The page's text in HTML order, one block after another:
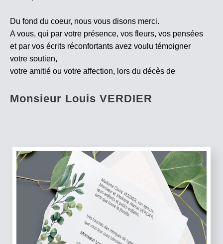
Du fond du coeur, nous vous disons merci.
A vous, qui par votre présence, vos fleurs, vos pensées
et par vos écrits réconfortants avez voulu témoigner
votre soutien,
votre amitié ou votre affection, lors du décès de
Monsieur Louis VERDIER